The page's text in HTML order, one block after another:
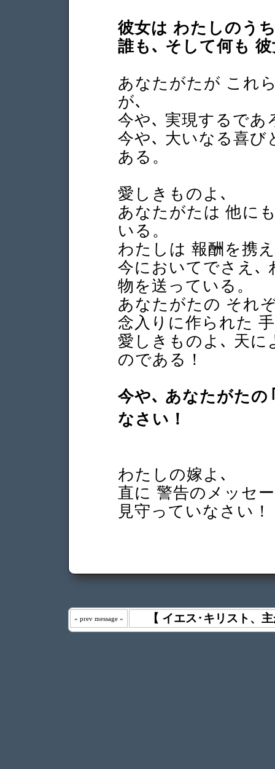
彼女は わたしのう
誰も､ そして何も
あなたがたが これ
が､
今や､ 実現するであ
今や､ 大いなる喜び
ある。
愛しきものよ､
あなたがたは 他に
いる。
わたしは 報酬を携
今においてでさえ､
物を送っている。
あなたがたの それ
念入りに作られた
愛しきものよ､ 天
のである！
今や､ あなたがたの
なさい！
わたしの嫁よ､
直に 警告のメッセ
見守っていなさい！
« prev message « 【 イエス･キリスト、